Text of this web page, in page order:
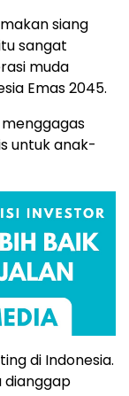
siang
sangat
muda
Emas 2045.
untuk anak-
di Indonesia.
dianggap